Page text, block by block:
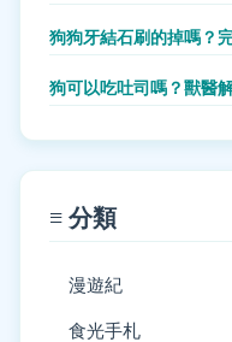
狗狗牙結石刷的掉嗎？
狗可以吃吐司嗎？獸醫
≡ 分類
漫遊紀
食光手札